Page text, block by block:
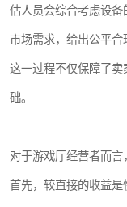
估人员会综合考虑设
市场需求，给出公平合
这一过程不仅保障了
础。
对于游戏厅经营者而言
首先，较直接的收益是